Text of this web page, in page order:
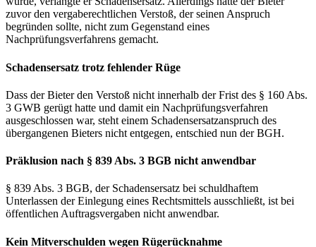
zuvor den vergaberechtlichen Verstoß, der seinen Anspruch
begründen sollte, nicht zum Gegenstand eines
Nachprüfungsverfahrens gemacht.
Schadensersatz trotz fehlender Rüge
Dass der Bieter den Verstoß nicht innerhalb der Frist des § 160 Abs.
3 GWB gerügt hatte und damit ein Nachprüfungsverfahren
ausgeschlossen war, steht einem Schadensersatzanspruch des
übergangenen Bieters nicht entgegen, entschied nun der BGH.
Präklusion nach § 839 Abs. 3 BGB nicht anwendbar
§ 839 Abs. 3 BGB, der Schadensersatz bei schuldhaftem
Unterlassen der Einlegung eines Rechtsmittels ausschließt, ist bei
öffentlichen Auftragsvergaben nicht anwendbar.
Kein Mitverschulden wegen Rügerücknahme